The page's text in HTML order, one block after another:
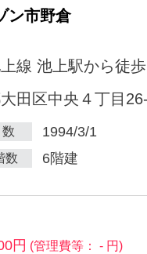
ン市野倉
線 池上駅から徒
田区中央４丁目
1994/3/1
数 6階建
円 (管理費等： - 円)